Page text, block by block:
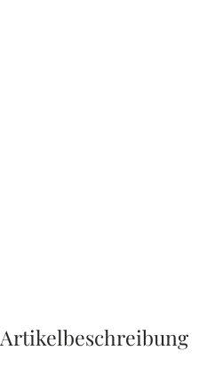
Artikelbeschreibung